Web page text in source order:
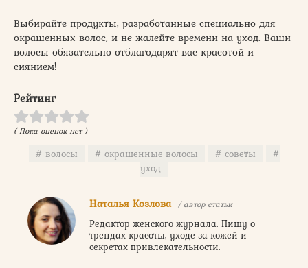
Выбирайте продукты, разработанные специально для
окрашенных волос, и не жалейте времени на уход. Ваши
волосы обязательно отблагодарят вас красотой и
сиянием!
Рейтинг
( Пока оценок нет )
волосы окрашенные волосы
советы
уход
Наталья Козлова / автор статьи
Редактор женского журнала. Пишу о
трендах красоты, уходе за кожей и
секретах привлекательности.